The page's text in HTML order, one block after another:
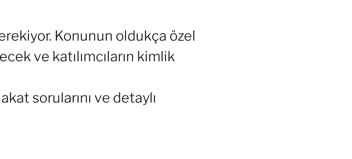
Konunun oldukça özel
ve katılımcıların kimlik
sorularını ve detaylı